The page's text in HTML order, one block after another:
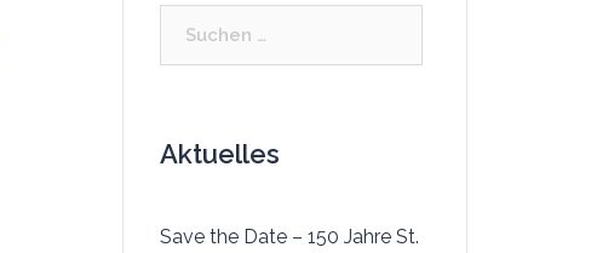
Aktuelles
Save the Date – 150 Jahre St.